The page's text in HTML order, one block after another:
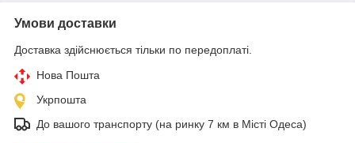
Умови доставки
Доставка здійснюється тільки по передоплаті.
Нова Пошта
Укрпошта
До вашого транспорту (на ринку 7 км в Місті Одеса)